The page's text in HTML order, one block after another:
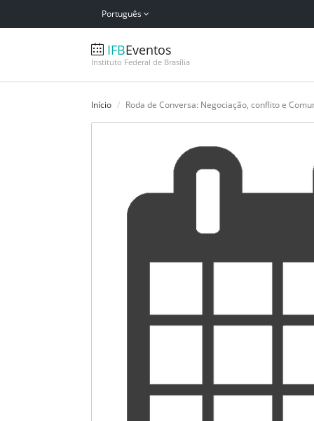
Português
IFBEventos
Instituto Federal de Brasília
Início Roda de Conversa: Negociação, conflito e